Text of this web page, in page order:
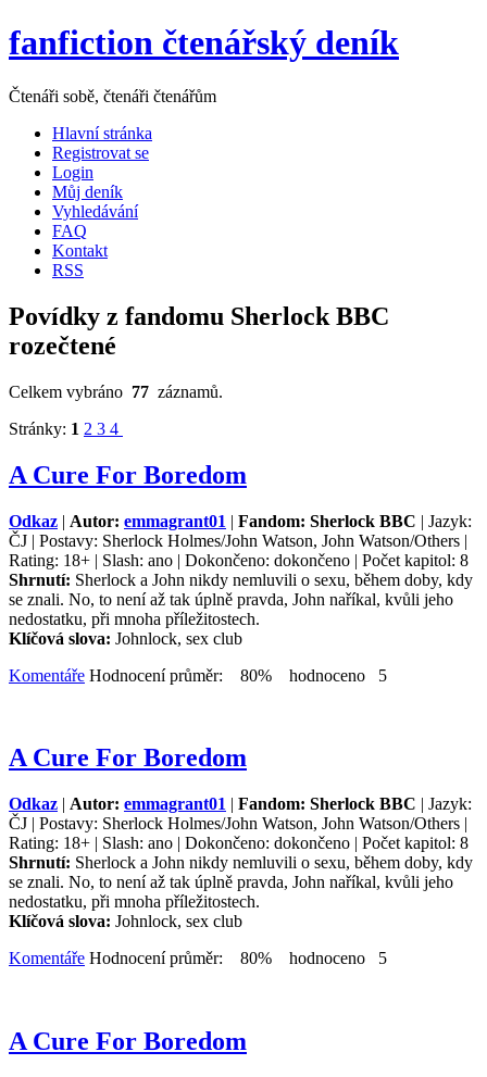
fanfiction čtenářský deník
Čtenáři sobě, čtenáři čtenářům
Hlavní stránka
Registrovat se
Login
Můj deník
Vyhledávání
FAQ
Kontakt
RSS
Povídky z fandomu Sherlock BBC
rozečtené
Celkem vybráno 77 záznamů.
Stránky: 1 2 3 4
A Cure For Boredom
Odkaz | Autor: emmagrant01 | Fandom: Sherlock BBC | Jazyk:
ČJ | Postavy: Sherlock Holmes/John Watson, John Watson/Others |
Rating: 18+ | Slash: ano | Dokončeno: dokončeno | Počet kapitol: 8
Shrnutí: Sherlock a John nikdy nemluvili o sexu, během doby, kdy
se znali. No, to není až tak úplně pravda, John naříkal, kvůli jeho
nedostatku, při mnoha příležitostech.
Klíčová slova: Johnlock, sex club
Komentáře Hodnocení průměr: 80% hodnoceno 5
A Cure For Boredom
Odkaz | Autor: emmagrant01 | Fandom: Sherlock BBC | Jazyk:
ČJ | Postavy: Sherlock Holmes/John Watson, John Watson/Others |
Rating: 18+ | Slash: ano | Dokončeno: dokončeno | Počet kapitol: 8
Shrnutí: Sherlock a John nikdy nemluvili o sexu, během doby, kdy
se znali. No, to není až tak úplně pravda, John naříkal, kvůli jeho
nedostatku, při mnoha příležitostech.
Klíčová slova: Johnlock, sex club
Komentáře Hodnocení průměr: 80% hodnoceno 5
A Cure For Boredom